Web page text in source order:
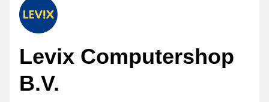
Levix Computershop
B.V.